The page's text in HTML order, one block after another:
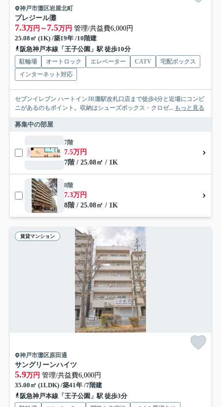
神戸市灘区岩屋北町
プレジール灘
7.3万円～ 7.5万円 管理/共益費6,000円
25.08㎡ (1K) /築19年 /10階建
阪急神戸本線「王子公園」駅 徒歩10分
駐輪場 オートロック エレベーター CATV
宅配ボックス
インターネット対応
セブンイレブン ハートインJR灘駅改札口店まで徒歩4分と近場にコンビ
ニがあるのもポイント。収納はシューズボックス・クロゼ... もっと見る
募集中の部屋
7階
7.5万円
7階 / 25.08㎡ / 1K
8階
7.3万円
8階 / 25.08㎡ / 1K
賃貸マンション
神戸市灘区原田通
サングリーンハイツ
5.9万円 管理/共益費6,000円
35.00㎡ (1LDK) /築41年 /7階建
阪急神戸本線「王子公園」駅 徒歩3分